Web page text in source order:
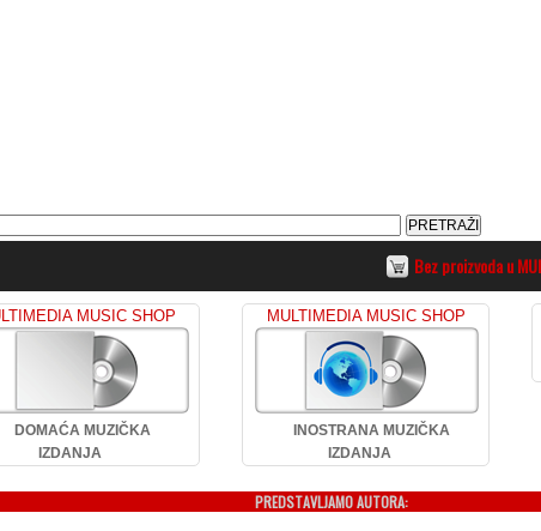
Bez proizvoda u
MUSIC SHOP
DOMAĆA MUZIČKA
IZDANJA
MULTIMEDIA MUSIC SHOP
INOSTRANA MUZIČKA
IZDANJA
PREDSTAVLJAMO AUTORA: